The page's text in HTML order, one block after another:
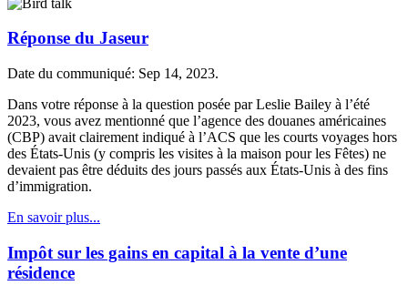
Réponse du Jaseur
Date du communiqué: Sep 14, 2023.
Dans votre réponse à la question posée par Leslie Bailey à l’été
2023, vous avez mentionné que l’agence des douanes américaines
(CBP) avait clairement indiqué à l’ACS que les courts voyages hors
des États-Unis (y compris les visites à la maison pour les Fêtes) ne
devaient pas être déduits des jours passés aux États-Unis à des fins
d’immigration.
En savoir plus...
Impôt sur les gains en capital à la vente d’une
résidence